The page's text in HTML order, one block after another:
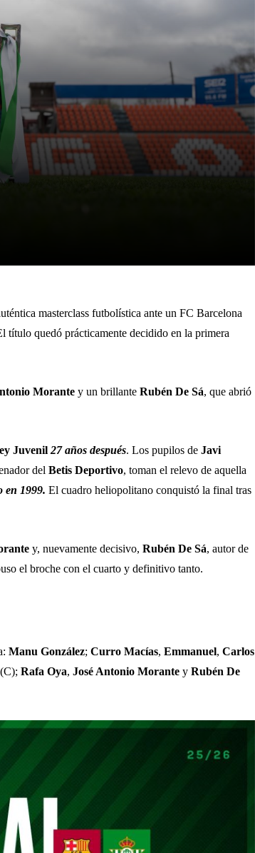
masterclass futbolística ante un FC Barcelona
título quedó prácticamente decidido en la primera
Morante y un brillante Rubén De Sá, que abrió
Juvenil 27 años después. Los pupilos de Javi
del Betis Deportivo, toman el relevo de aquella
en 1999. El cuadro heliopolitano conquistó la final tras
y, nuevamente decisivo, Rubén De Sá, autor de
el broche con el cuarto y definitivo tanto.
Manu González; Curro Macías, Emmanuel, Carlos
(C); Rafa Oya, José Antonio Morante y Rubén De